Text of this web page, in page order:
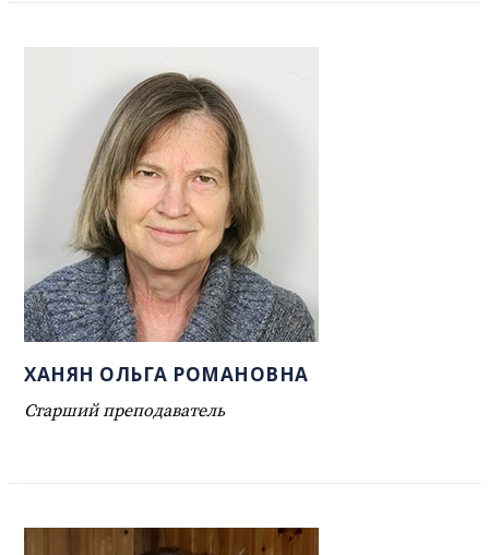
ХАНЯН ОЛЬГА РОМАНОВНА
Старший преподаватель